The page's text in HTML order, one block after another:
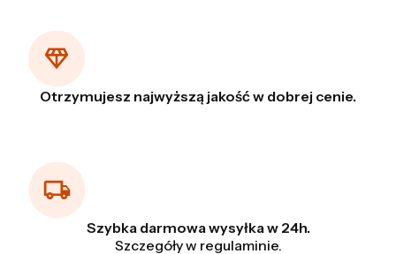
Otrzymujesz najwyższą jakość w dobrej cenie.
Szybka darmowa wysyłka w 24h.
Szczegóły w regulaminie.